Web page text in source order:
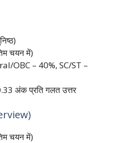
चयन में)
OBC – 40%, SC/ST –
अंक प्रति गलत उत्तर
चयन में)